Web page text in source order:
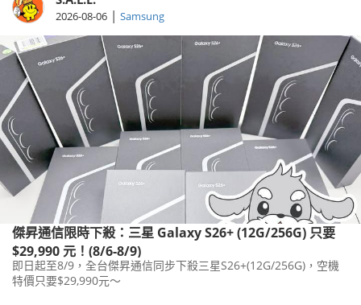
2026-08-06 | Samsung
傑昇通信限時下殺：三星 Galaxy S26+ (12G/256G) 只要
$29,990 元！(8/6-8/9)
即日起至8/9，全台傑昇通信同步下殺三星S26+(12G/256G)，空機
特價只要$29,990元～